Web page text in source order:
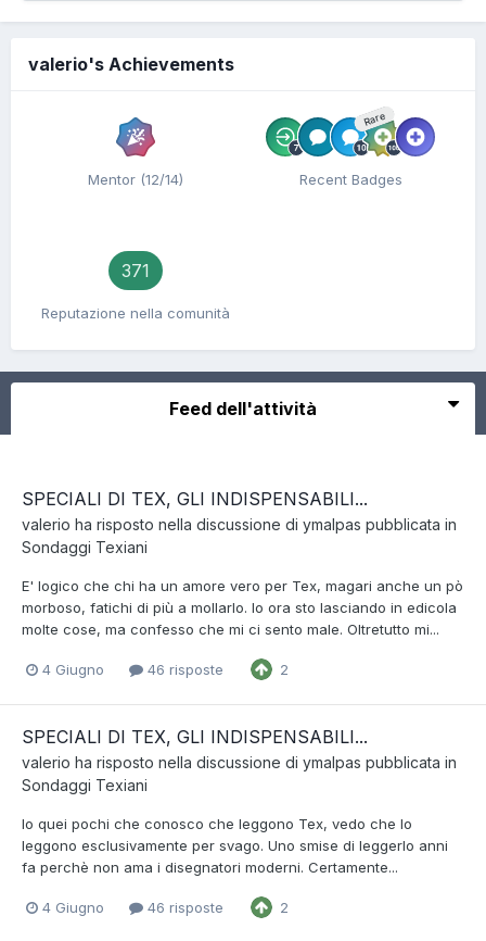
valerio's Achievements
Mentor (12/14)
Rare
Recent Badges
371
Reputazione nella comunità
Feed dell'attività
SPECIALI DI TEX, GLI INDISPENSABILI...
valerio ha risposto nella discussione di ymalpas pubblicata in
Sondaggi Texiani
E' logico che chi ha un amore vero per Tex, magari anche un pò
morboso, fatichi di più a mollarlo. Io ora sto lasciando in edicola
molte cose, ma confesso che mi ci sento male. Oltretutto mi...
4 Giugno 46 risposte 2
SPECIALI DI TEX, GLI INDISPENSABILI...
valerio ha risposto nella discussione di ymalpas pubblicata in
Sondaggi Texiani
Io quei pochi che conosco che leggono Tex, vedo che lo
leggono esclusivamente per svago. Uno smise di leggerlo anni
fa perchè non ama i disegnatori moderni. Certamente...
4 Giugno 46 risposte 2